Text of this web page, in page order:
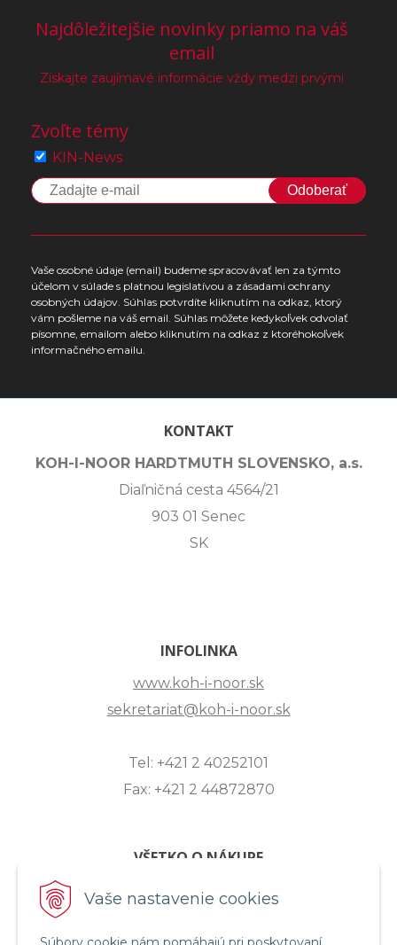
Vaše nastavenie cookies
Najdôležitejšie novinky priamo na váš
email
Získajte zaujímavé informácie vždy medzi prvými
Zvoľte témy
KIN-News
Odoberať
Vaše osobné údaje (email) budeme spracovávať len za týmto
účelom v súlade s platnou legislatívou a zásadami ochrany
osobných údajov. Súhlas potvrdíte kliknutím na odkaz, ktorý
vám pošleme na váš email. Súhlas môžete kedykoľvek odvolať
písomne, emailom alebo kliknutím na odkaz z ktoréhokoľvek
informačného emailu.
KONTAKT
KOH-I-NOOR HARDTMUTH SLOVENSKO, a.s.
Diaľničná cesta 4564/21
903 01 Senec
SK
INFOLINKA
www.koh-i-noor.sk
sekretariat@koh-i-noor.sk
Tel: +421 2 40252101
Fax: +421 2 44872870
VŠETKO O NÁKUPE
ZASLANIE OTÁZKY